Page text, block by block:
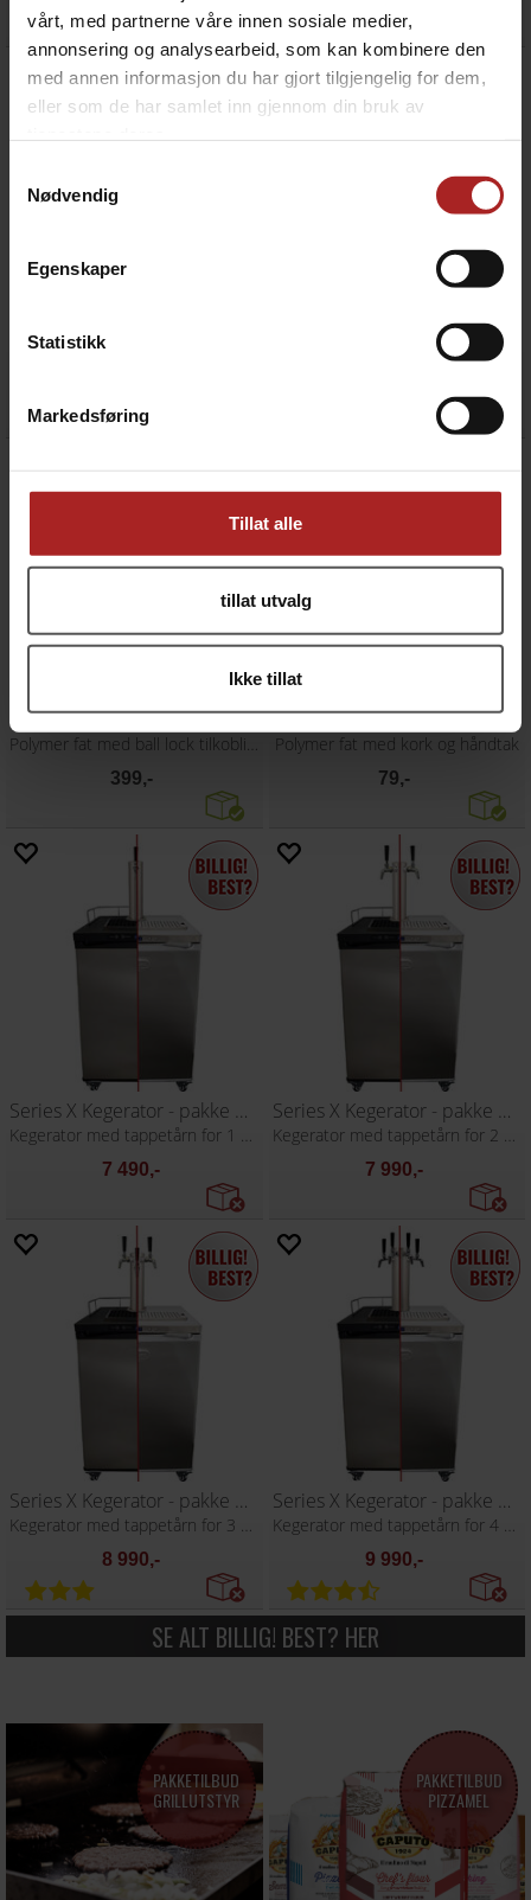
vårt, med partnerne våre innen sosiale medier,
annonsering og analysearbeid, som kan kombinere den
med annen informasjon du har gjort tilgjengelig for dem,
eller som de har samlet inn gjennom din bruk av
Nødvendig
Egenskaper
Statistikk
Markedsføring
Tillat alle
tillat utvalg
Ikke tillat
Corneliusfat 19 liter
Kvalitetsfat fra Kegland
Corneliusfat 9 liter
Kvalitetsfat fra Kegland
Oxebar 20L Amber PET Keg
Polymer fat med ball lock tilkoblinger
399,-
Oxebar 4L mini keg
Polymer fat med kork og håndtak
79,-
Series X Kegerator - pakke med 1 kran
7 490,-
Series X Kegerator - pakke med 2 kraner
7 990,-
Series X Kegerator - pakke med 3 kraner
Kegerator med tappetårn for 3 kraner
8 990,-
Series X Kegerator - pakke med 4 kraner
Kegerator med tappetårn for 4 kraner
9 990,-
SE ALT BILLIG! BEST? HER
PAKKETILBUD
GRILLUTSTYR
PAKKETILBUD
PIZZAMEL